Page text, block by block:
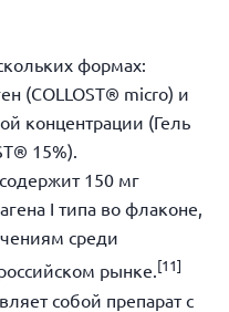
формах:
(COLLOST® micro) и
концентрации (Гель
15%).
150 мг
I типа во флаконе,
среди
рынке. [11]
собой препарат с